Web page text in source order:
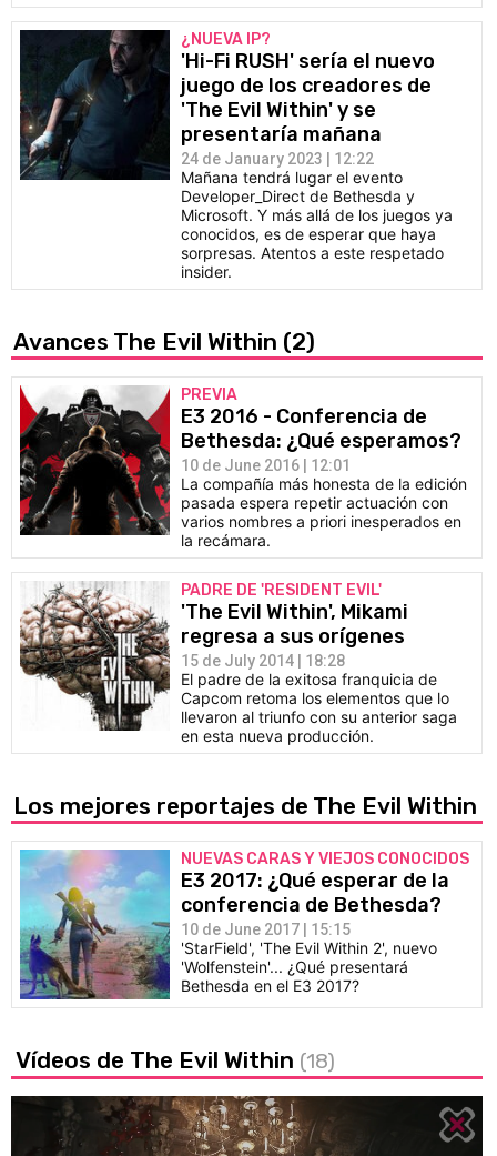
¿NUEVA IP?
'Hi-Fi RUSH' sería el nuevo
juego de los creadores de
'The Evil Within' y se
presentaría mañana
24 de January 2023 | 12:22
Mañana tendrá lugar el evento
Developer_Direct de Bethesda y
Microsoft. Y más allá de los juegos ya
conocidos, es de esperar que haya
sorpresas. Atentos a este respetado
insider.
Avances The Evil Within (2)
PREVIA
E3 2016 - Conferencia de
Bethesda: ¿Qué esperamos?
10 de June 2016 | 12:01
La compañía más honesta de la edición
pasada espera repetir actuación con
varios nombres a priori inesperados en
la recámara.
PADRE DE 'RESIDENT EVIL'
'The Evil Within', Mikami
regresa a sus orígenes
15 de July 2014 | 18:28
El padre de la exitosa franquicia de
Capcom retoma los elementos que lo
llevaron al triunfo con su anterior saga
en esta nueva producción.
Los mejores reportajes de The Evil Within
NUEVAS CARAS Y VIEJOS CONOCIDOS
E3 2017: ¿Qué esperar de la
conferencia de Bethesda?
10 de June 2017 | 15:15
'StarField', 'The Evil Within 2', nuevo
'Wolfenstein'... ¿Qué presentará
Bethesda en el E3 2017?
Vídeos de The Evil Within (18)